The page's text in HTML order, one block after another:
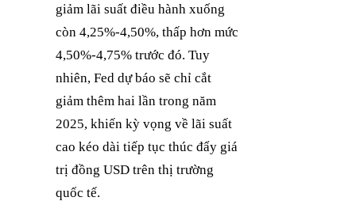
giảm lãi suất điều hành xuống
còn 4,25%-4,50%, thấp hơn mức
4,50%-4,75% trước đó. Tuy
nhiên, Fed dự báo sẽ chỉ cắt
giảm thêm hai lần trong năm
2025, khiến kỳ vọng về lãi suất
cao kéo dài tiếp tục thúc đẩy giá
trị đồng USD trên thị trường
quốc tế.